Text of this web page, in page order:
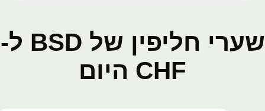
שערי חליפין של BSD ל-
CHF היום